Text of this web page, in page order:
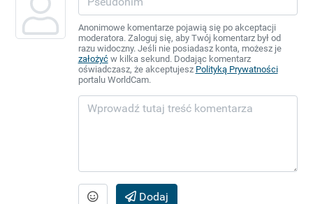
Anonimowe komentarze pojawią się po akceptacji
moderatora. Zaloguj się, aby Twój komentarz był od
razu widoczny. Jeśli nie posiadasz konta, możesz je
założyćw kilka sekund. Dodając komentarz
oświadczasz, że akceptujesz Polityką Prywatności
portalu WorldCam.
Dodaj